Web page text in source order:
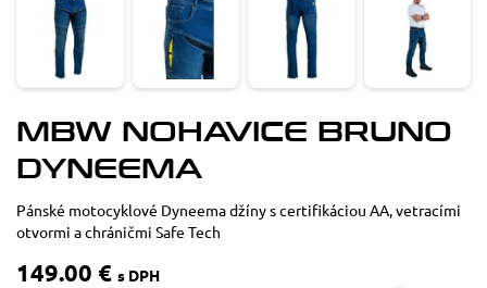
MBW NOHAVICE BRUNO
DYNEEMA
Pánské motocyklové Dyneema džíny s certifikáciou AA, vetracími
otvormi a chráničmi Safe Tech
149.00 € s DPH